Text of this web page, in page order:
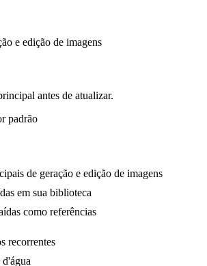
e edição de imagens
antes de atualizar.
padrão
de geração e edição de imagens
em sua biblioteca
como referências
recorrentes